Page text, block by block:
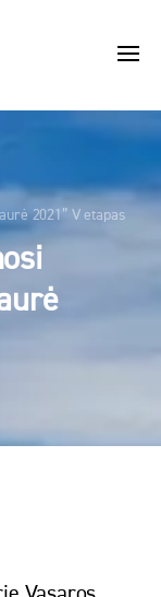
2021” V etapas